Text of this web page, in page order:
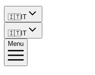
🇮🇹IT
🇮🇹IT
Menu